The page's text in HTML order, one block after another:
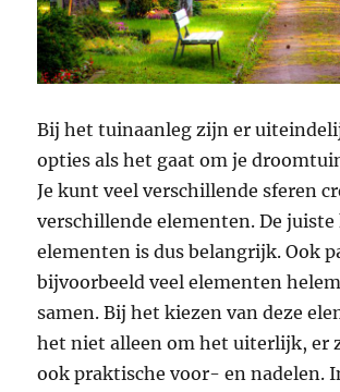
Bij het tuinaanleg zijn er
opties als het gaat om je
Je kunt veel verschillende sferen
verschillende elementen. De juiste
elementen is dus belangrijk. Ook
bijvoorbeeld veel elementen
samen. Bij het kiezen van deze
het niet alleen om het uiterlijk, er
ook praktische voor- en nadelen.